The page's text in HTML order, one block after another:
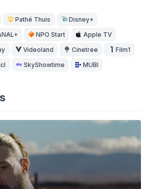
Pathé Thuis Disney+
NPO Start Apple TV
Videoland Cinetree Film1
SkyShowtime MUBI